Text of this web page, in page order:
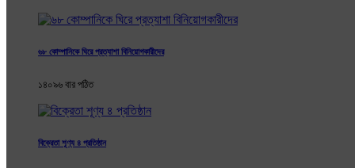
৬৮ কোম্পানিকে ঘিরে প্রত্যাশা বিনিয়োগকারীদের
১৪০৯৬ বার পঠিত
বিক্রেতা শূণ্য ৪ প্রতিষ্ঠান